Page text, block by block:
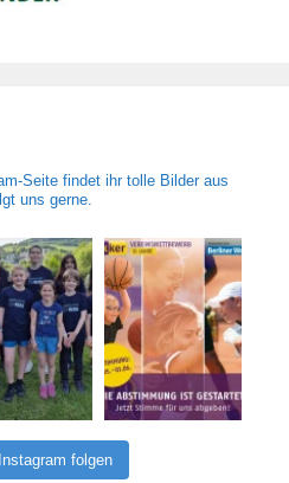
Seite findet ihr tolle Bilder aus
uns gerne.
folgen